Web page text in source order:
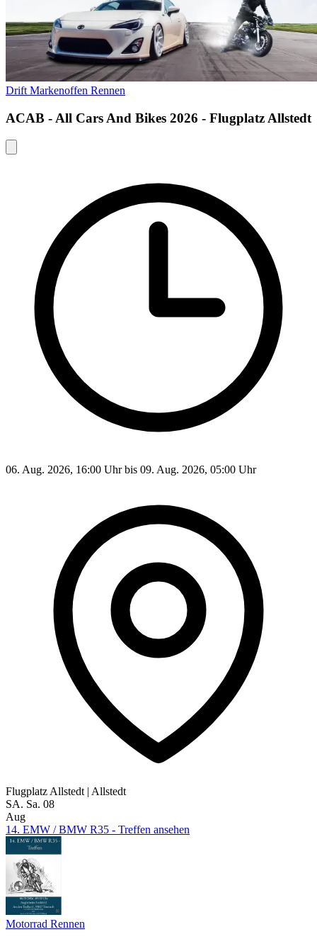
DriftMarkenoffen Rennen
ACAB - All Cars And Bikes 2026 - Flugplatz Allstedt
06. Aug. 2026, 16:00 Uhr bis 09. Aug. 2026, 05:00 Uhr
Flugplatz Allstedt | Allstedt
SA. Sa. 08
Aug
14. EMW / BMW R35 - Treffen ansehen
Motorrad Rennen